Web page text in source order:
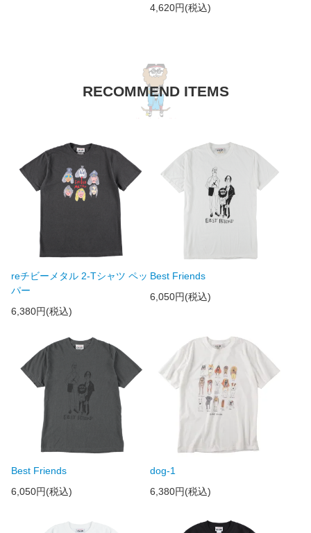
4,620円(税込)
RECOMMEND ITEMS
reチビーメタル 2-Tシャツ ペッ
パー
6,380円(税込)
Best Friends
6,050円(税込)
Best Friends
6,050円(税込)
dog-1
6,380円(税込)